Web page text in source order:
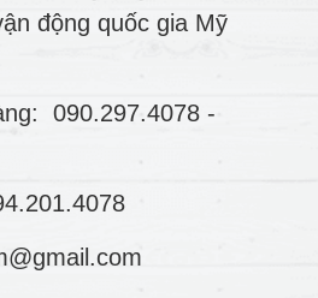
động quốc gia Mỹ
090.297.4078 -